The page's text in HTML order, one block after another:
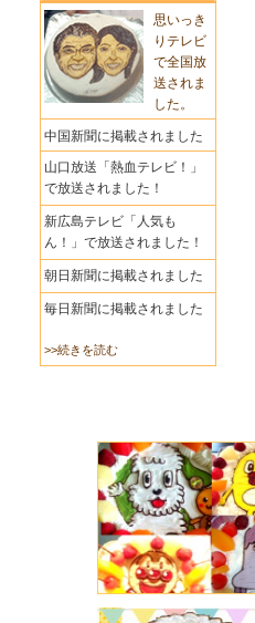
思いっき
りテレビ
で全国放
送されま
した。
中国新聞に掲載されました
山口放送「熱血テレビ！」
で放送されました！
新広島テレビ「人気も
ん！」で放送されました！
朝日新聞に掲載されました
毎日新聞に掲載されました
>>続きを読む